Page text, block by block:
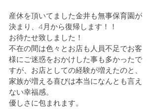
産休を頂いてました金井も無事保育園が
決まり、4月から復帰します！！
お待たせ致しました！
不在の間は色々とお店も人員不足でお客
様にご迷惑をおかけした事も多かったで
すが、お店としての経験が増えたのと、
家族が増える喜びは本当になんとも言え
ない幸福感。
優しさに包まれます。